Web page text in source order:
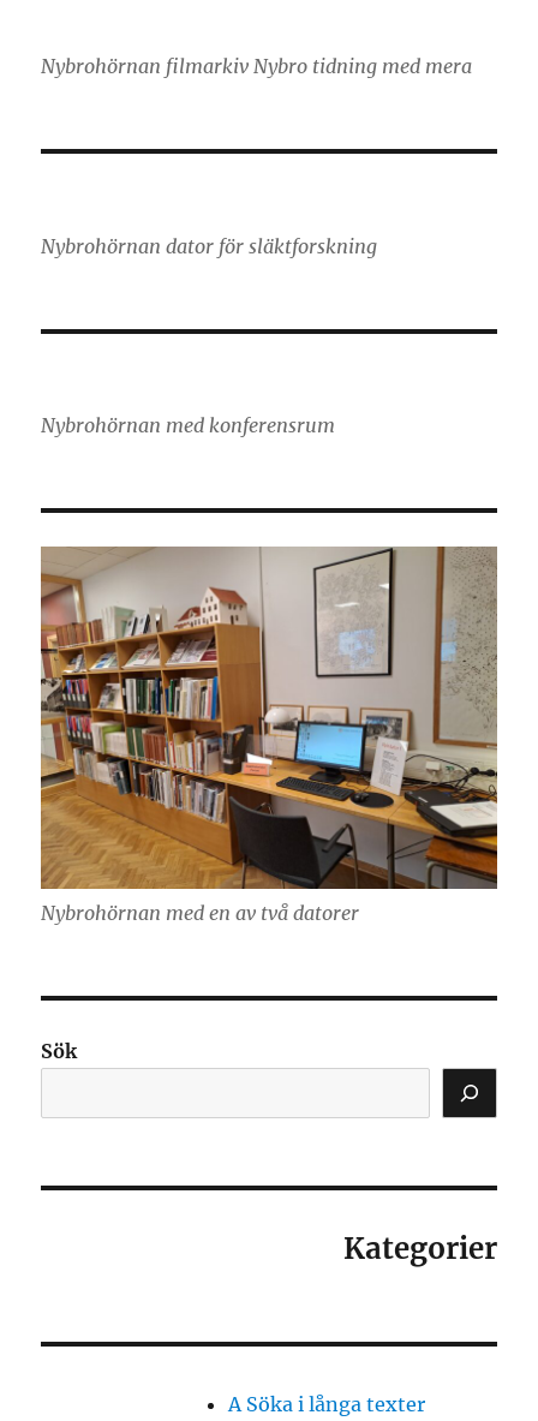
Nybrohörnan filmarkiv Nybro tidning med mera
Nybrohörnan dator för släktforskning
Nybrohörnan med konferensrum
Nybrohörnan med en av två datorer
Sök
Kategorier
A Söka i långa texter